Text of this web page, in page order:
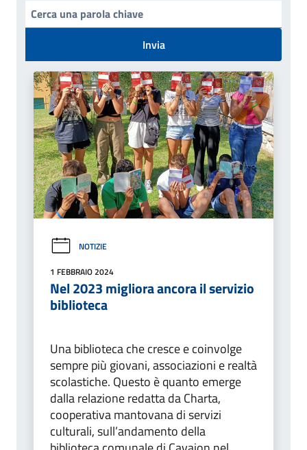
Invia
NOTIZIE
1 FEBBRAIO 2024
Nel 2023 migliora ancora il servizio
biblioteca
Una biblioteca che cresce e coinvolge
sempre più giovani, associazioni e realtà
scolastiche. Questo è quanto emerge
dalla relazione redatta da Charta,
cooperativa mantovana di servizi
culturali, sull’andamento della